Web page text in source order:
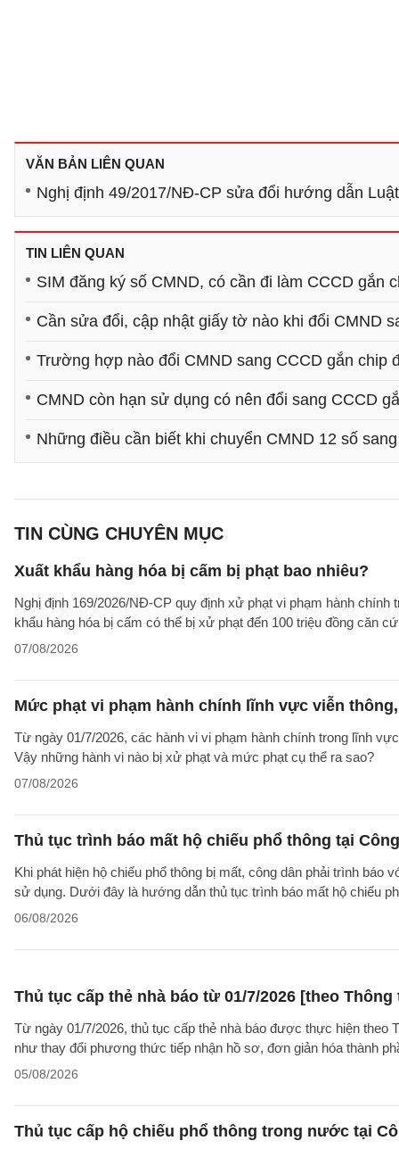
VĂN BẢN LIÊN QUAN
Nghị định 49/2017/NĐ-CP sửa đổi hướng dẫn
TIN LIÊN QUAN
SIM đăng ký số CMND, có cần đi làm CCCD gắn
Cần sửa đổi, cập nhật giấy tờ nào khi đổi CMND
Trường hợp nào đổi CMND sang CCCD gắn chip
CMND còn hạn sử dụng có nên đổi sang CCCD
Những điều cần biết khi chuyển CMND 12 số
TIN CÙNG CHUYÊN MỤC
Xuất khẩu hàng hóa bị cấm bị phạt bao nhiêu?
Nghị định 169/2026/NĐ-CP quy định xử phạt vi phạm hành
khẩu hàng hóa bị cấm có thể bị xử phạt đến 100 triệu đồng căn
07/08/2026
Mức phạt vi phạm hành chính lĩnh vực viễn
Từ ngày 01/7/2026, các hành vi vi phạm hành chính trong lĩnh
Vậy những hành vi nào bị xử phạt và mức phạt cụ thể ra sao?
07/08/2026
Thủ tục trình báo mất hộ chiếu phổ thông tại
Khi phát hiện hộ chiếu phổ thông bị mất, công dân phải trình
sử dụng. Dưới đây là hướng dẫn thủ tục trình báo mất hộ chiếu
06/08/2026
Thủ tục cấp thẻ nhà báo từ 01/7/2026 [theo Thông
Từ ngày 01/7/2026, thủ tục cấp thẻ nhà báo được thực hiện
như thay đổi phương thức tiếp nhận hồ sơ, đơn giản hóa thành
05/08/2026
Thủ tục cấp hộ chiếu phổ thông trong nước tại